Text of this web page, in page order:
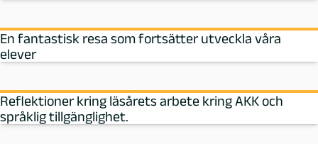
En fantastisk resa som fortsätter utveckla våra
elever
Reflektioner kring läsårets arbete kring AKK och
språklig tillgänglighet.